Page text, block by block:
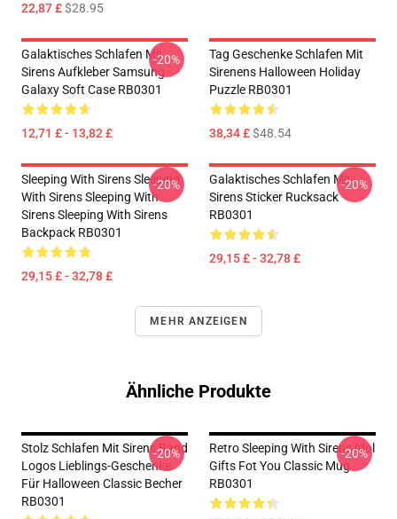
22,87 £$28.95
Galaktisches Schlafen Mit
Sirens Aufkleber Samsung
Galaxy Soft Case RB0301
12,71 £ - 13,82 £
-20%
Tag Geschenke Schlafen Mit
Sirenens Halloween Holiday
Puzzle RB0301
38,34 £$48.54
Sleeping With Sirens Sleeping
With Sirens Sleeping With
Sirens Sleeping With Sirens
Backpack RB0301
29,15 £ - 32,78 £
-20%
Galaktisches Schlafen Mit
Sirens Sticker Rucksack
RB0301
29,15 £ - 32,78 £
-20%
MEHR ANZEIGEN
Ähnliche Produkte
Stolz Schlafen Mit Sirens Band
Logos Lieblings-Geschenke
Für Halloween Classic Becher
RB0301
-20%
Retro Sleeping With Sirens Idol
Gifts Fot You Classic Mug
RB0301
-20%